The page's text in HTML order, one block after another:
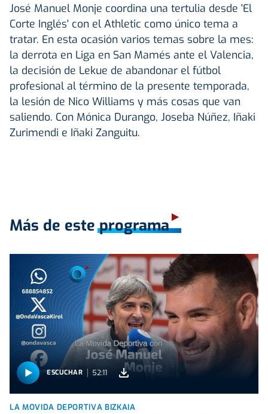
José Manuel Monje coordina una tertulia desde 'El
Corte Inglés' con el Athletic como único tema a
tratar. En esta ocasión varios temas sobre la mes:
la derrota en Liga en San Mamés ante el Valencia,
la decisión de Lekue de abandonar el fútbol
profesional al término de la presente temporada,
la lesión de Nico Williams y más cosas que van
saliendo. Con Mónica Durango, Joseba Núñez, Iñaki
Zurimendi e Iñaki Zanguitu.
Más de este programa
ESCUCHAR 52:11
LA MOVIDA DEPORTIVA BIZKAIA